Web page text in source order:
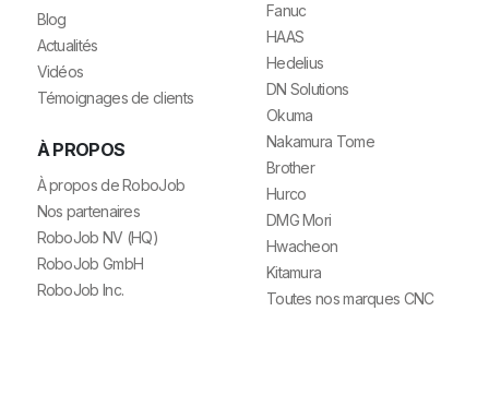
Blog
Actualités
Vidéos
Témoignages de clients
À PROPOS
À propos de RoboJob
Nos partenaires
RoboJob NV (HQ)
RoboJob GmbH
RoboJob Inc.
Fanuc
HAAS
Hedelius
DN Solutions
Okuma
Nakamura Tome
Brother
Hurco
DMG Mori
Hwacheon
Kitamura
Toutes nos marques CNC